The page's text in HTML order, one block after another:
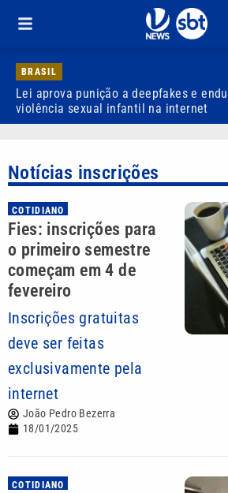
BRASIL
Lei aprova punição a deepfakes e
violência sexual infantil na internet
Notícias inscrições
COTIDIANO
Fies: inscrições para
o primeiro semestre
começam em 4 de
fevereiro
Inscrições gratuitas
deve ser feitas
exclusivamente pela
internet
João Pedro Bezerra
18/01/2025
COTIDIANO